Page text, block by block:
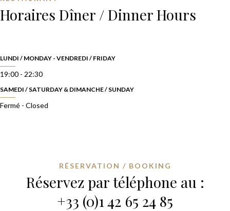
Horaires Dîner / Dinner Hours
LUNDI / MONDAY - VENDREDI / FRIDAY
19:00 - 22:30
SAMEDI / SATURDAY & DIMANCHE / SUNDAY
Fermé - Closed
RÉSERVATION / BOOKING
Réservez par téléphone au :
+33 (0)1 42 65 24 85